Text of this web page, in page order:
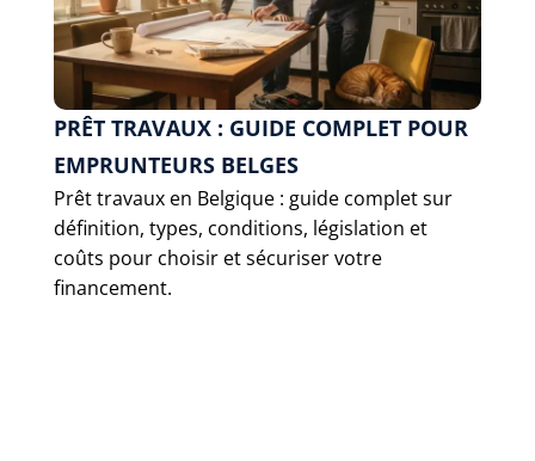
PRÊT TRAVAUX : GUIDE COMPLET POUR
EMPRUNTEURS BELGES
Prêt travaux en Belgique : guide complet sur
définition, types, conditions, législation et
coûts pour choisir et sécuriser votre
financement.